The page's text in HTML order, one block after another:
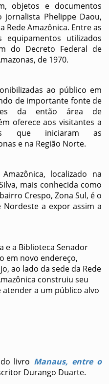
objetos e documentos
jornalista Phelippe Daou,
Amazônica. Entre as
utilizados
do Decreto Federal de
de 1970.
ao público em
de importante fonte de
da então área de
oferece aos visitantes a
que iniciaram as
e na Região Norte.
localizado na
mais conhecida como
Crespo, Zona Sul, é o
a expor assim a
e a Biblioteca Senador
em novo endereço,
ao lado da sede da Rede
construiu seu
a um público alvo
livro Manaus, entre o
Durango Duarte.